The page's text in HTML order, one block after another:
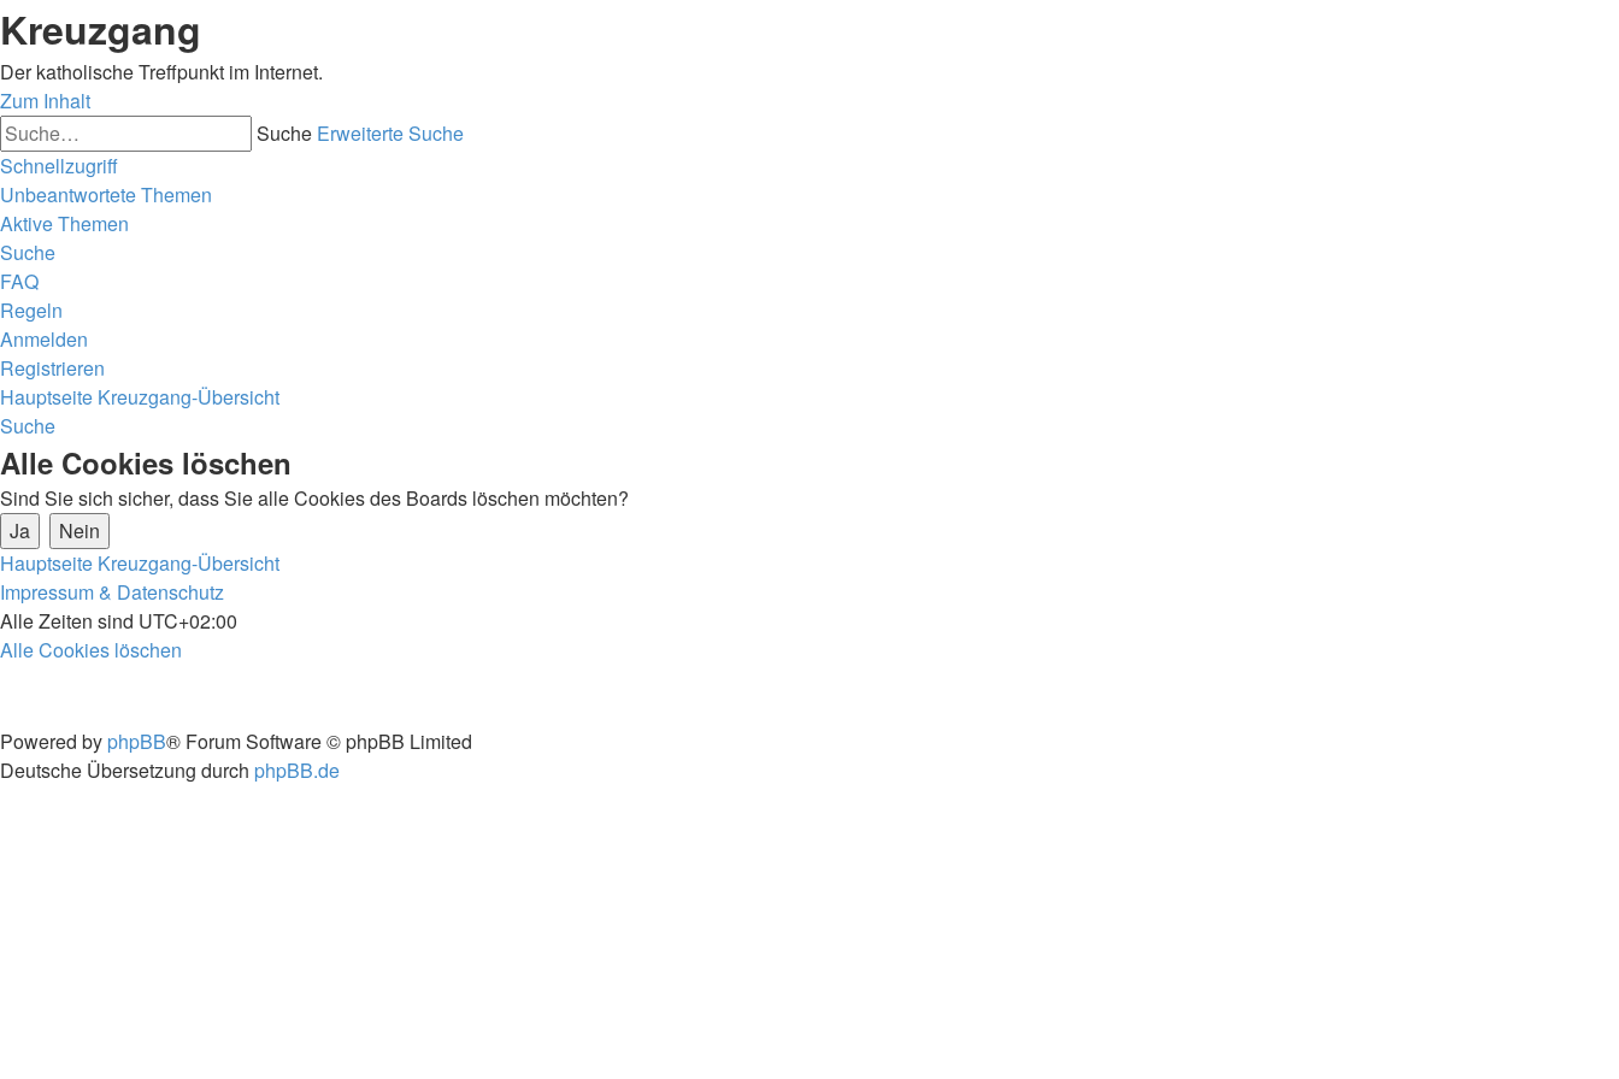
Kreuzgang
Der katholische Treffpunkt im Internet.
Zum Inhalt
Suche Erweiterte Suche
Schnellzugriff
Unbeantwortete Themen
Aktive Themen
Suche
FAQ
Regeln
Anmelden
Registrieren
Hauptseite Kreuzgang-Übersicht
Suche
Alle Cookies löschen
Sind Sie sich sicher, dass Sie alle Cookies des Boards löschen möchten?
Hauptseite Kreuzgang-Übersicht
Impressum & Datenschutz
Alle Zeiten sind UTC+02:00
Alle Cookies löschen
Powered by phpBB® Forum Software © phpBB Limited
Deutsche Übersetzung durch phpBB.de